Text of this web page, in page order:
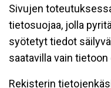
Sivujen
tietosuojaa, jolla
syötetyt tiedot
saatavilla vain
Rekisterin